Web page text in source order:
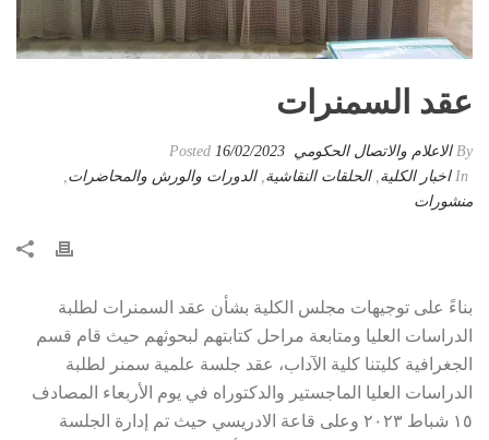
عقد السمنرات
By الاعلام والاتصال الحكومي 16/02/2023
اخبار الكلية ,الحلقات النقاشية ,الدورات والورش والمحاضرات
منشورات
بناءً على توجيهات مجلس الكلية بشأن عقد السمنرات لطلبة
الدراسات العليا ومتابعة مراحل كتابتهم لبحوثهم حيث قام قسم
الجغرافية كليتنا كلية الآداب، عقد جلسة علمية سمنر لطلبة
الدراسات العليا الماجستير والدكتوراه في يوم الأربعاء المصادف
١٥ شباط ٢٠٢٣ وعلى قاعة الادريسي حيث تم إدارة الجلسة